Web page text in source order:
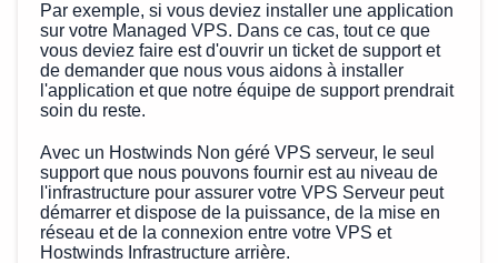
Par exemple, si vous deviez installer une application
sur votre Managed VPS. Dans ce cas, tout ce que
vous deviez faire est d'ouvrir un ticket de support et
de demander que nous vous aidons à installer
l'application et que notre équipe de support prendrait
soin du reste.
Avec un Hostwinds Non géré VPS serveur, le seul
support que nous pouvons fournir est au niveau de
l'infrastructure pour assurer votre VPS Serveur peut
démarrer et dispose de la puissance, de la mise en
réseau et de la connexion entre votre VPS et
Hostwinds Infrastructure arrière.